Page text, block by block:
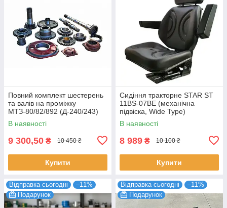
Повний комплект шестерень
та валів на проміжку
МТЗ-80/82/892 (Д-240/243)
В наявності
9 300,50 ₴ 10 450 ₴
Купити
Сидіння тракторне STAR ST
11BS-07BE (механічна
підвіска, Wide Type)
В наявності
8 989 ₴ 10 100 ₴
Купити
Відправка сьогодні
–11%
Подарунок
Відправка сьогодні
–11%
Подарунок